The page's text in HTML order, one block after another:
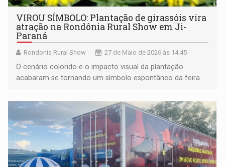
VIROU SÍMBOLO: Plantação de girassóis vira
atração na Rondônia Rural Show em Ji-
Paraná
Rondonia Rural Show 27 de Maio de 2026 às 14:45
O cenário colorido e o impacto visual da plantação
acabaram se tornando um símbolo espontâneo da feira